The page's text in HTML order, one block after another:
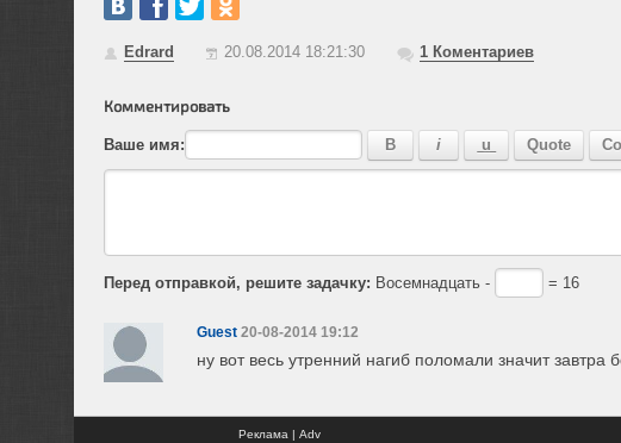
Edrard 20.08.2014 18:21:30 1Коментариев
Комментировать
Ваше имя:
Перед отправкой, решите задачку: Восемнадцать - = 16
Guest 20-08-2014 19:12
ну вот весь утренний нагиб поломали значит завтра
Реклама | Adv